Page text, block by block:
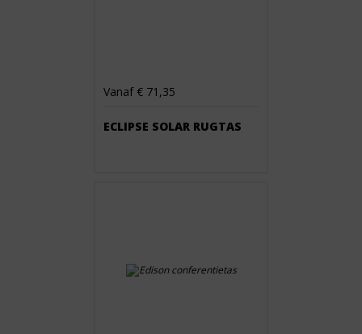
Vanaf € 71,35
ECLIPSE SOLAR RUGTAS